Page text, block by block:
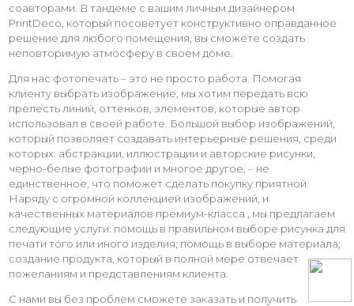
соавторами. В тандеме с вашим личным дизайнером
PrintDeco, который посоветует конструктивно оправданное
решение для любого помещения, вы сможете создать
неповторимую атмосферу в своем доме.
Для нас фотопечать – это не просто работа. Помогая
клиенту выбрать изображение, мы хотим передать всю
прелесть линий, оттенков, элементов, которые автор
использовал в своей работе. Большой выбор изображений,
который позволяет создавать интерьерные решения, среди
которых: абстракции, иллюстрации и авторские рисунки,
черно-белые фотографии и многое другое, – не
единственное, что поможет сделать покупку приятной.
Наряду с огромной коллекцией изображений, и
качественных материалов премиум-класса , мы предлагаем
следующие услуги: помощь в правильном выборе рисунка для
печати того или иного изделия; помощь в выборе материала;
создание продукта, который в полной мере отвечает
пожеланиям и представлениям клиента.
С нами вы без проблем сможете заказать и получить